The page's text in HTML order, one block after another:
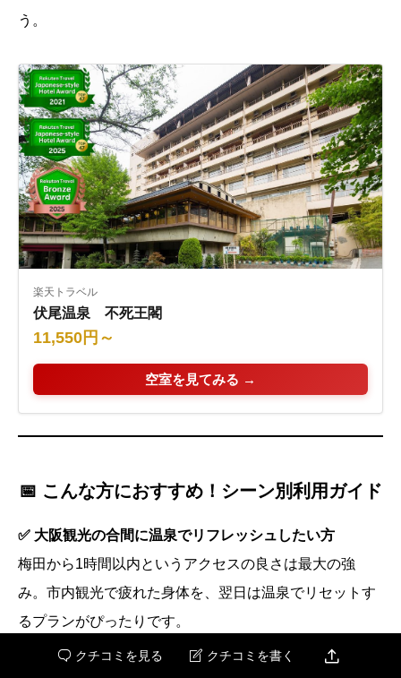
う。
楽天トラベル
伏尾温泉 不死王閣
11,550円～
空室を見てみる →
📅 こんな方におすすめ！シーン別利用ガイド
✅ 大阪観光の合間に温泉でリフレッシュしたい方
梅田から1時間以内というアクセスの良さは最大の強
み。市内観光で疲れた身体を、翌日は温泉でリセットす
るプランがぴったりです。
 クチコミを見る  クチコミを書く 